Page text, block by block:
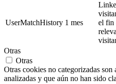
UserMatchHistory 1 mes
el fin
Otras
Otras
Otras cookies no categorizadas son
analizadas y que aún no han sido